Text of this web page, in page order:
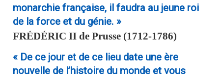
monarchie française, il faudra au jeune roi
de la force et du génie. »
FRÉDÉRIC II de Prusse (1712-1786)
« De ce jour et de ce lieu date une ère
nouvelle de l’histoire du monde et vous